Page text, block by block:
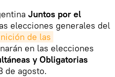
Juntos por el
elecciones generales del
de las
en las elecciones
y Obligatorias
de agosto.